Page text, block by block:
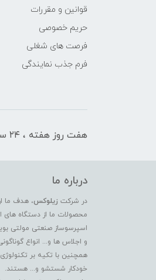
قوانین و مقررات
حریم خصوصی
فرصت های شغلی
فرم جذب نمایندگی
هفت روز هفته ، ۲۴ ساعت شبانه‌روز پاسخگوی شما هستیم
درباره ما
در شرکت زیلوکس، هدف ما
محصولات ما از دستگاه های
اسپرسوساز صنعتی مولتی
و اجلاس ها و... انواع
همچنین با تکیه بر
خودکار شستشو و... هستند.